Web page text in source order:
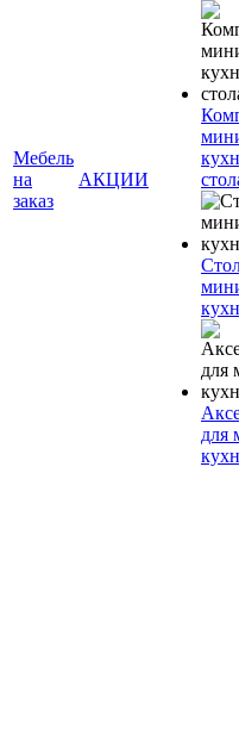
Мебель
на
заказ
АКЦИИ
для